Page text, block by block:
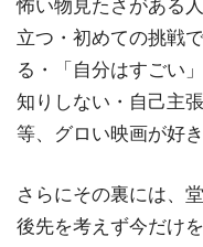
怖い物見たさがある
立つ・初めての挑戦
る・「自分はすごい
知りしない・自己主
等、グロい映画が好
さらにその裏には、
後先を考えず今だけ